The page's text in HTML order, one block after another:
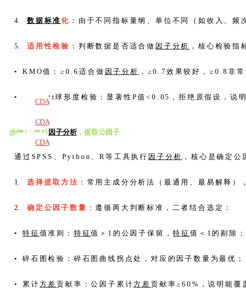
数据标准化 ：由于不同指标量纲、单位不同（如收入、
适用性检验 ：判断数据是否适合做 因子分析 ，核心检验指
• KMO值：≥0.6适合做 因子分析 ，≥0.7效果较好，≥0.8非常
• Bartlett球形度检验：显著性P值<0.05，拒绝原假设，说
步骤2：执行因子分析，提取公因子
通过SPSS、Python、R等工具执行 因子分析 ，核心是确定公
选择提取方法 ：常用主成分分析法（最通用、最易解释）
确定公因子数量 ：遵循两大判断标准，二者结合选定：
• 特征 值准则： 特征值＞1的公因子保留，特征值＜1的剔除；
• 碎石图检验：碎石图曲线拐点处，对应的因子数量为最优；
• 累计 方差贡献率：公因子累计方差贡献率≥60%，说明能覆
CDA
教材
CDA
题库
CDA
大纲